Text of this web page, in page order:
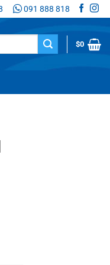
091 888 818
$0